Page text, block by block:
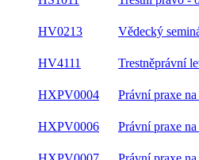
HV0213 Vědecký
HV4111 Trestněprávní
HXPV0004 Právní praxe
HXPV0006 Právní praxe